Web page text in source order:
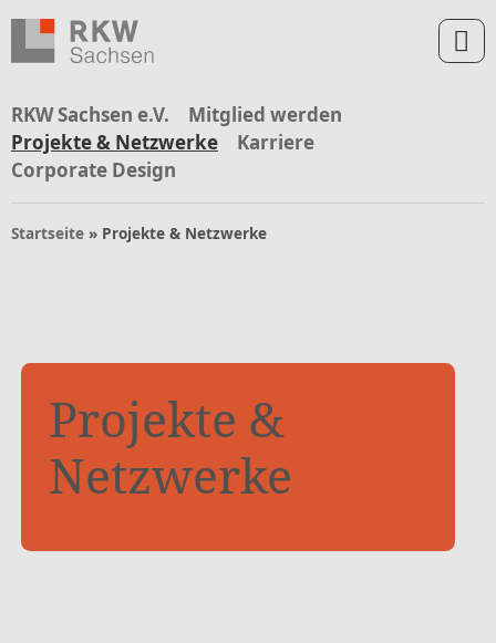
Zum Inhalt springen
Zur Navigation springen
Zum Fußbereich und Kontakt springen
RKW Sachsen e.V.
Mitglied werden
Projekte & Netzwerke
Karriere
Corporate Design
Startseite » Projekte & Netzwerke
Projekte &
Netzwerke